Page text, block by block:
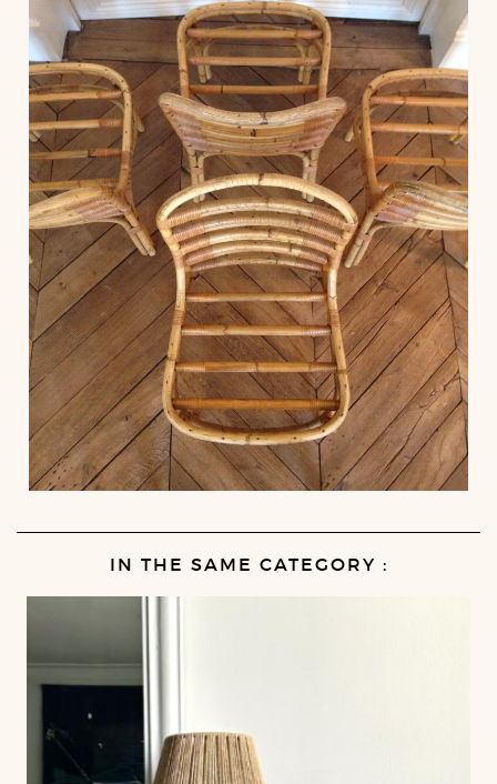
IN THE SAME CATEGORY :